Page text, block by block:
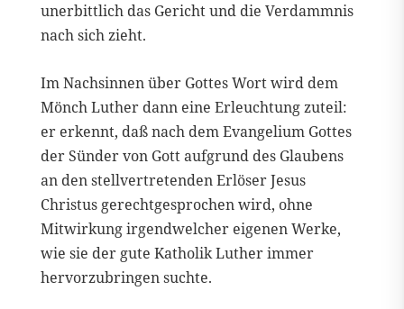
unerbittlich das Gericht und die Verdammnis
nach sich zieht.
Im Nachsinnen über Gottes Wort wird dem
Mönch Luther dann eine Erleuchtung zuteil:
er erkennt, daß nach dem Evangelium Gottes
der Sünder von Gott aufgrund des Glaubens
an den stellvertretenden Erlöser Jesus
Christus gerechtgesprochen wird, ohne
Mitwirkung irgendwelcher eigenen Werke,
wie sie der gute Katholik Luther immer
hervorzubringen suchte.